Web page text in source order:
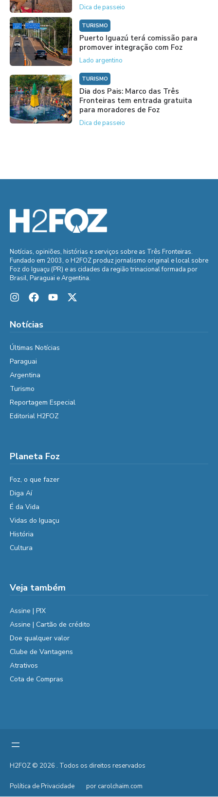
Dica de passeio
TURISMO
Puerto Iguazú terá comissão para
promover integração com Foz
Lado argentino
TURISMO
Dia dos Pais: Marco das Três
Fronteiras tem entrada gratuita
para moradores de Foz
Dica de passeio
Notícias, opiniões, histórias e serviços sobre as Três Fronteiras.
Fundado em 2003, o H2FOZ produz jornalismo original e local sobre
Foz do Iguaçu (PR) e as cidades da região trinacional formada por
Brasil, Paraguai e Argentina.
Notícias
Últimas Notícias
Paraguai
Argentina
Turismo
Reportagem Especial
Editorial H2FOZ
Planeta Foz
Foz, o que fazer
Diga Aí
É da Vida
Vidas do Iguaçu
História
Cultura
Veja também
Assine | PIX
Assine | Cartão de crédito
Doe qualquer valor
Clube de Vantagens
Atrativos
Cota de Compras
H2FOZ © 2026 . Todos os direitos reservados
Política de Privacidade por carolchaim.com